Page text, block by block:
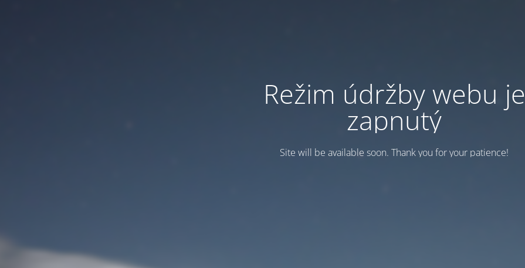
Režim údržby webu je
zapnutý
Site will be available soon. Thank you for your patience!